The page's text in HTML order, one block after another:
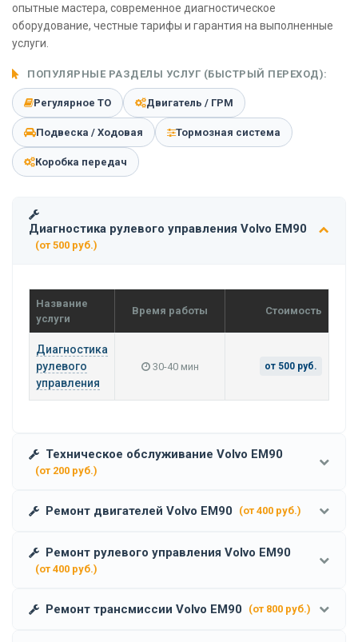
опытные мастера, современное диагностическое
оборудование, честные тарифы и гарантия на выполненные
услуги.
ПОПУЛЯРНЫЕ РАЗДЕЛЫ УСЛУГ (БЫСТРЫЙ ПЕРЕХОД):
Регулярное ТО Двигатель / ГРМ
Подвеска / Ходовая Тормозная система
Коробка передач
Диагностика рулевого управления Volvo EM90
(от 500 руб.)
Название
услуги
Время работы Стоимость
Диагностика
рулевого
управления
30-40 мин от 500 руб.
Техническое обслуживание Volvo EM90
(от 200 руб.)
Ремонт двигателей Volvo EM90 (от 400 руб.)
Ремонт рулевого управления Volvo EM90
(от 400 руб.)
Ремонт трансмиссии Volvo EM90 (от 800 руб.)